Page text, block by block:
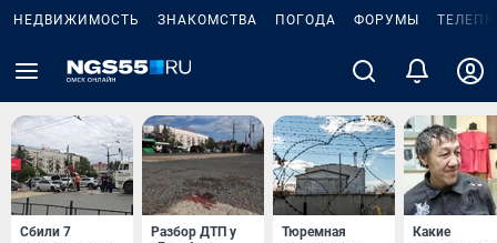
НЕДВИЖИМОСТЬ ЗНАКОМСТВА ПОГОДА ФОРУМЫ
Сбили 7
Разбор ДТП у
Тюремная
Какие